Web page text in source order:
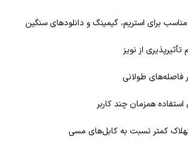
برای استریم، گیمینگ و دانلودهای سنگین
از نویز
طولانی
استفاده همزمان چند کاربر
کمتر نسبت به کابل‌های مسی